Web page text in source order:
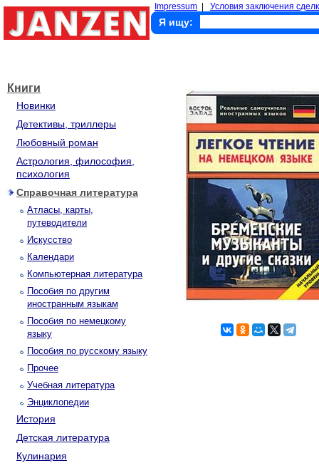
Impressum Условия заключения
Я ищу:
Книги
Новинки
Детективы, триллеры
Любовный роман
Астрология, философия,
психология
Справочная литература
Атласы, карты,
путеводители
Искусство
Календари
Компьютерная литература
Пособия по другим
иностранным языкам
Пособия по немецкому
языку
Пособия по русскому языку
Прочее
Учебная литература
Энциклопедии
История
Детская литература
Кулинария